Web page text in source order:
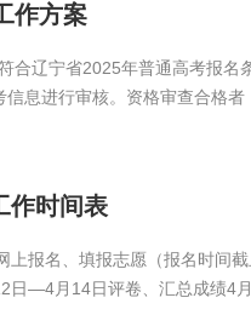
作方案
合辽宁省2025年普通高考报
息进行审核。资格审查合格
作时间表
报名、填报志愿（报名时间
日—4月14日评卷、汇总成绩4